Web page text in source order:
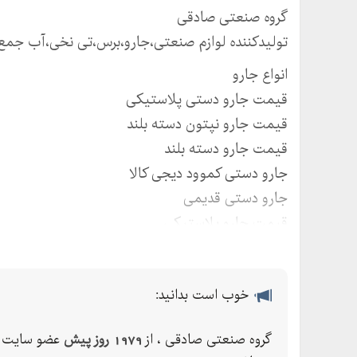
گروه صنعتی صادقی
تولیدکننده لوازم صنعتی،جارو،برس،تی نخی،آب
انواع جارو
قیمت جارو دستی پلاستیکی
قیمت جارو نپتون دسته بلند
قیمت جارو دسته بلند
جارو دستی کموود دیجی کالا
جارو دستی قدیمی
قیمت جارو پلاستیکی
قیمت جاروبرقی ناسیونال
جاروبرقی ارزان قیمت
خوب است بدانید:
گروه صنعتی صادقی ، از 1979 روز پیش
عضو